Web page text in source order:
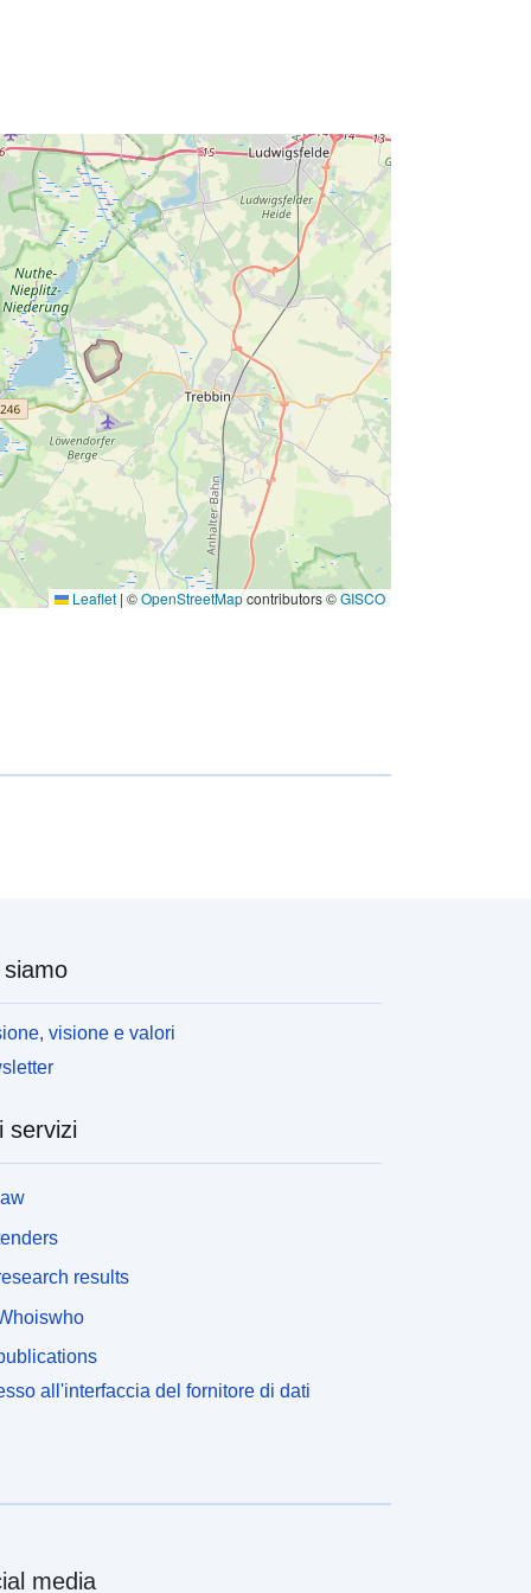
Leaflet | ©OpenStreetMapcontributors ©GISCO
http://data.europa.eu/88u/dataset/1c
597e5a-dcf2-4aeb-b05f-
31e5aedc00e3
siamo
visione e valori
servizi
results
all'interfaccia del fornitore di dati
media